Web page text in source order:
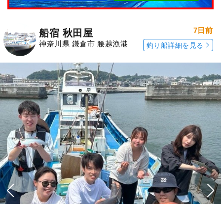
船宿 秋田屋
神奈川県 鎌倉市 腰越漁港
7日前
釣り船詳細を見る